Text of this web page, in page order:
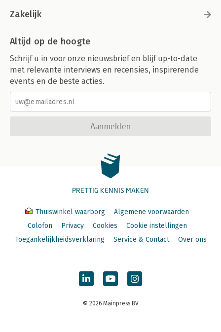
Zakelijk
Altijd op de hoogte
Schrijf u in voor onze nieuwsbrief en blijf up-to-date
met relevante interviews en recensies, inspirerende
events en de beste acties.
Aanmelden
PRETTIG KENNIS MAKEN
Thuiswinkel waarborg
Algemene voorwaarden
Colofon
Privacy Cookies
Cookie instellingen
Toegankelijkheidsverklaring
Service & Contact Over ons
© 2026 Mainpress BV